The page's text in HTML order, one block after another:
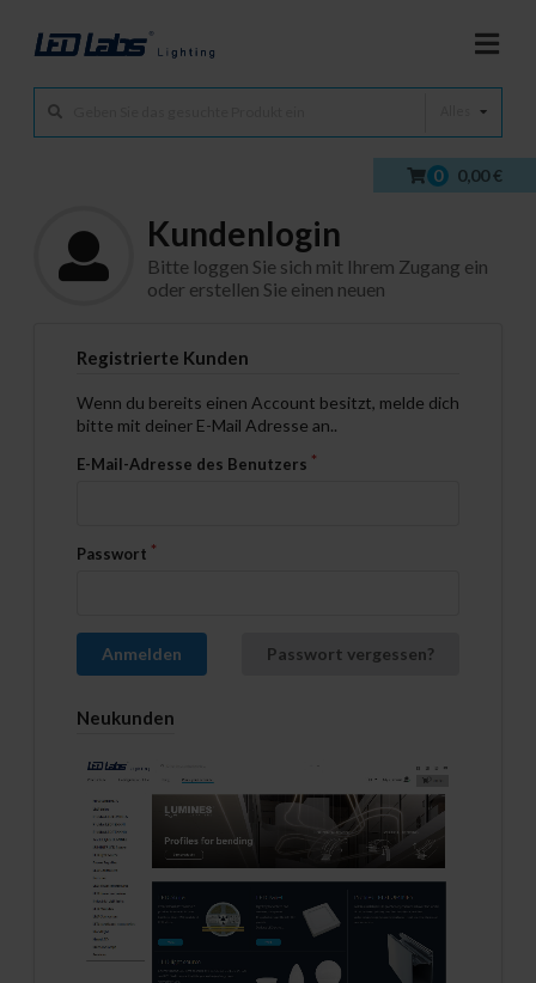
0 0,00 €
Kundenlogin
Bitte loggen Sie sich mit Ihrem Zugang ein
oder erstellen Sie einen neuen
Registrierte Kunden
Wenn du bereits einen Account besitzt, melde dich
bitte mit deiner E-Mail Adresse an..
E-Mail-Adresse des Benutzers
Passwort
Anmelden Passwort vergessen?
Neukunden